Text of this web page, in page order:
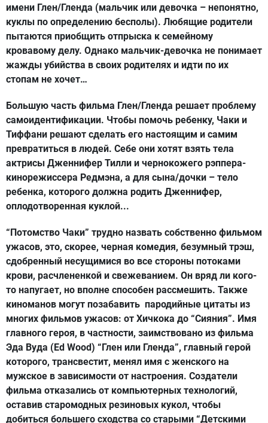
имени Глен/Гленда (мальчик или девочка – непонятно,
куклы по определению бесполы). Любящие родители
пытаются приобщить отпрыска к семейному
кровавому делу. Однако мальчик-девочка не понимает
жажды убийства в своих родителях и идти по их
стопам не хочет…
Большую часть фильма Глен/Гленда решает проблему
самоидентификации. Чтобы помочь ребенку, Чаки и
Тиффани решают сделать его настоящим и самим
превратиться в людей. Себе они хотят взять тела
актрисы Дженнифер Тилли и чернокожего рэппера-
кинорежиссера Редмэна, а для сына/дочки – тело
ребенка, которого должна родить Дженнифер,
оплодотворенная куклой...
“Потомство Чаки” трудно назвать собственно фильмом
ужасов, это, скорее, черная комедия, безумный трэш,
сдобренный несущимися во все стороны потоками
крови, расчлененкой и свежеванием. Он вряд ли кого-
то напугает, но вполне способен рассмешить. Также
киноманов могут позабавить пародийные цитаты из
многих фильмов ужасов: от Хичкока до “Сияния”. Имя
главного героя, в частности, заимствовано из фильма
Эда Вуда (Ed Wood) “Глен или Гленда”, главный герой
которого, трансвестит, менял имя с женского на
мужское в зависимости от настроения. Создатели
фильма отказались от компьютерных технологий,
оставив старомодных резиновых кукол, чтобы
добиться большего сходства со старыми “Детскими